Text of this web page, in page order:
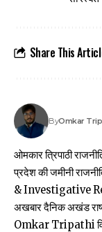
Share This
ByOmkar
ओमकार त्रिपाठी
प्रदेश की जमीनी
& Investigative
अखबार दैनिक अखंड
Omkar Tripathi विशेष